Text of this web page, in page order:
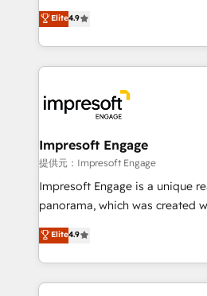
Platform Migration Excellence. •
Year LATAM 2022, 2023, 2024,
business with HubSpot? Let
you grow faster, smarter, and
thinkers. We blend strategy,
development—always fueled
ideas, opportunities, and
experiences. To us, technology
and—most importantly—simple.
into bold ideas and shape
products and strategies that
difference.
Elite4.9
Impresoft Engage
提供元：Impresoft Engage
Impresoft Engage is a unique
panorama, which was created
putting Customer Experience at
creating digital environments
people, processes and data. We offer the best
digital solutions on the market,
Elite4.9